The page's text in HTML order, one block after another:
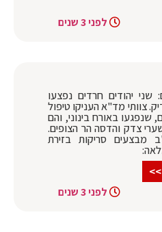
לפני 3 שנים
שני יהודים חרדים נפצעו
צוותי מד"א העניקו טיפול
שנפגעו באורח בינוני, והם
צדק והדסה הר הצופים.
מבצעים סריקות בזירת
לפני 3 שנים